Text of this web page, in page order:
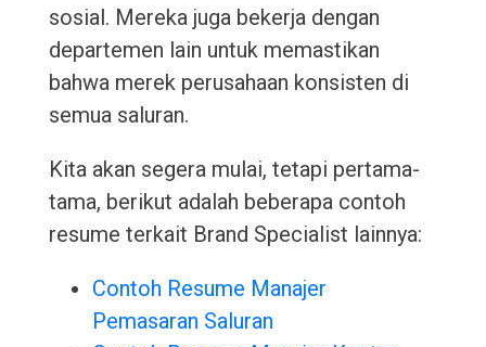
sosial. Mereka juga bekerja dengan
departemen lain untuk memastikan
bahwa merek perusahaan konsisten di
semua saluran.
Kita akan segera mulai, tetapi pertama-
tama, berikut adalah beberapa contoh
resume terkait Brand Specialist lainnya:
Contoh Resume Manajer
Pemasaran Saluran